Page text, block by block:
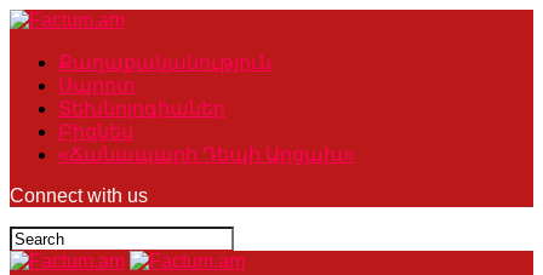
Քաղաքականություն
Սպորտ
Տեխնոլոգիաներ
Բիզնես
«Ճանապարհ Դեպի Արցախ»
Connect with us